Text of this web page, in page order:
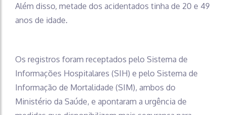
Além disso, metade dos acidentados tinha de 20 e 49
anos de idade.
Os registros foram receptados pelo Sistema de
Informações Hospitalares (SIH) e pelo Sistema de
Informação de Mortalidade (SIM), ambos do
Ministério da Saúde, e apontaram a urgência de